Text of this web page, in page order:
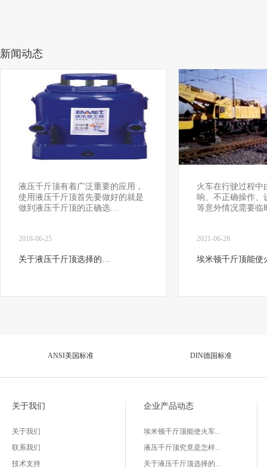
新闻动态
液压千斤顶有着广泛重要的应用，
使用液压千斤顶首先要做好的就是
做到液压千斤顶的正确选…
2018-06-25
关于液压千斤顶选择的…
火车在行驶过程中
响、不正确操作、
等意外情况需要
2021-06-28
埃米顿千斤顶能
ANSI美国标准 DIN德国标准
关于我们
关于我们
联系我们
技术支持
企业产品动态
埃米顿千斤顶能使火车...
液压千斤顶究竟是怎样...
关于液压千斤顶选择的...